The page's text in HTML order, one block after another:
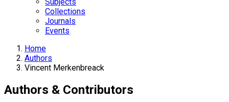
Collections
Journals
Events
Home
Authors
Vincent Merkenbreack
Authors & Contributors